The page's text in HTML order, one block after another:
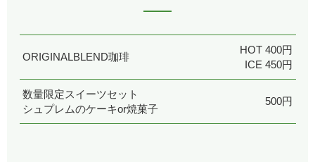
ORIGINALBLEND珈琲
HOT 400円
ICE 450円
数量限定スイーツセット
シュプレムのケーキor焼菓子
500円